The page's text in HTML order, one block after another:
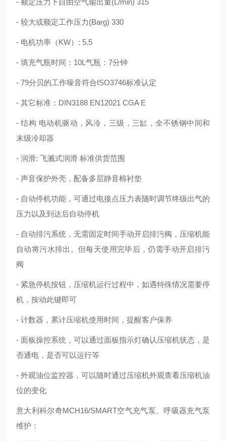
- 额定压力下自由空气输出量(L/min) 315
- 较大或额定工作压力(Barg) 330
- 电机功率（KW）: 5.5
- 填充气瓶时间：10L气瓶：7分钟
- 79分贝的工作噪音符合ISO3746标准认定
- 其它标准：DIN3188 EN12021 CGA E
- 结构 电动机驱动，风冷，三级，三缸，全不锈钢中间和
末级冷却器
- 润滑: 飞溅式润滑 标准供货范围
- 声音保护外壳，配备多层静音棉衬垫
- 自动停机功能，可通过电接点压力表随时调节终级出气的
压力以及到达后自动停机
- 自动排污系统，无需固定时间手动开启排污阀，压缩机能
自动将污水排出。但每天使用完毕后，仍需手动开启排污
阀
- 紧急停机按钮，压缩机运行过程中，如遇特殊情况需要停
机，按动此键即可
- 计数器，累计压缩机使用时间，提醒客户保养
- 面板操控系统，可以通过面板指示灯确认压缩机状态，是
否通电，是否可以运行等
- 外观油位监控器，可以随时通过压缩机外观查看压缩机油
位的变化
意大利科尔奇MCH16/SMART空气充气泵、呼吸器充气泵
维护：